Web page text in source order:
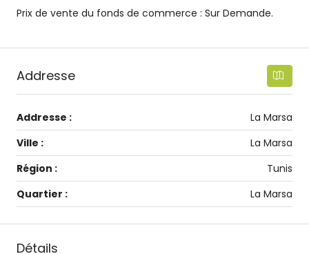
Prix de vente du fonds de commerce : Sur Demande.
Addresse
Addresse :
La Marsa
Ville :
La Marsa
Région :
Tunis
Quartier :
La Marsa
Détails